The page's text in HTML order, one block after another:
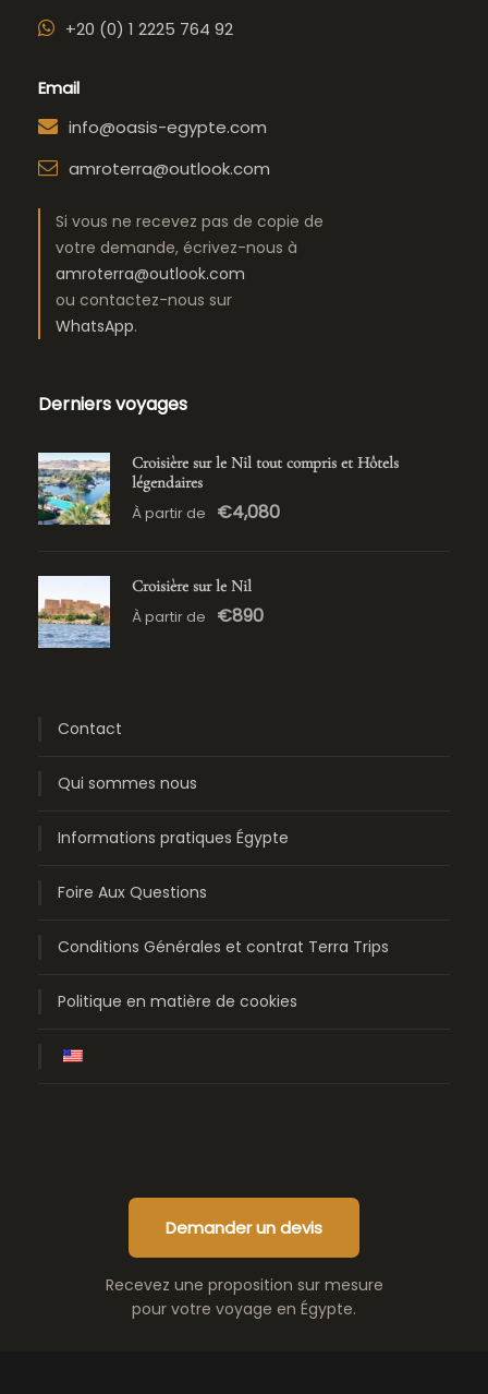
+20 (0) 1 2225 764 92
Email
info@oasis-egypte.com
amroterra@outlook.com
Si vous ne recevez pas de copie de
votre demande, écrivez-nous à
amroterra@outlook.com
ou contactez-nous sur
WhatsApp.
Derniers voyages
Croisière sur le Nil tout compris et Hôtels
légendaires
À partir de €4,080
Croisière sur le Nil
À partir de €890
Contact
Qui sommes nous
Informations pratiques Égypte
Foire Aux Questions
Conditions Générales et contrat Terra Trips
Politique en matière de cookies
Demander un devis
Recevez une proposition sur mesure
pour votre voyage en Égypte.